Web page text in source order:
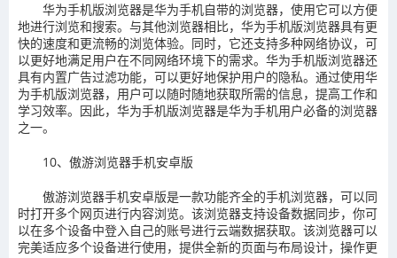
华为手机版浏览器是华为手机自带的浏览器，使用它可以方便
地进行浏览和搜索。与其他浏览器相比，华为手机版浏览器具有更
快的速度和更流畅的浏览体验。同时，它还支持多种网络协议，可
以更好地满足用户在不同网络环境下的需求。华为手机版浏览器还
具有内置广告过滤功能，可以更好地保护用户的隐私。通过使用华
为手机版浏览器，用户可以随时随地获取所需的信息，提高工作和
学习效率。因此，华为手机版浏览器是华为手机用户必备的浏览器
之一。
10、傲游浏览器手机安卓版
傲游浏览器手机安卓版是一款功能齐全的手机浏览器，可以同
时打开多个网页进行内容浏览。该浏览器支持设备数据同步，你可
以在多个设备中登入自己的账号进行云端数据获取。该浏览器可以
完美适应多个设备进行使用，提供全新的页面与布局设计，操作更